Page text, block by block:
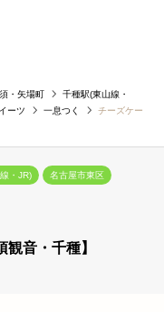
・矢場町
千種駅(東山線・
ーツ 一息つく
チーズケー
・JR) 名古屋市東区
音・千種】